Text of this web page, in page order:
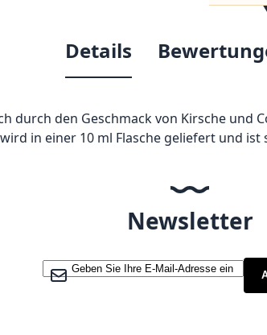
Details
durch den Geschmack von Kirsche
in einer 10 ml Flasche geliefert und
Newsletter
Melden Sie sich für unseren